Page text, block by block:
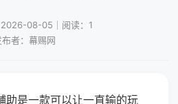
2026-08-05｜阅读：1
布者：幕赐网
助是一款可以让一直输的玩